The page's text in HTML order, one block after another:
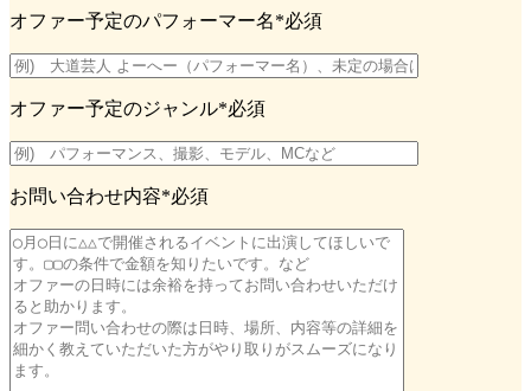
オファー予定のパフォーマー名*必須
オファー予定のジャンル*必須
お問い合わせ内容*必須